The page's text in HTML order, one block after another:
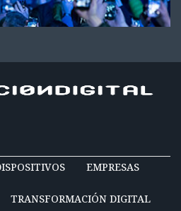
EMPRESAS
TRANSFORMACIÓN DIGITAL